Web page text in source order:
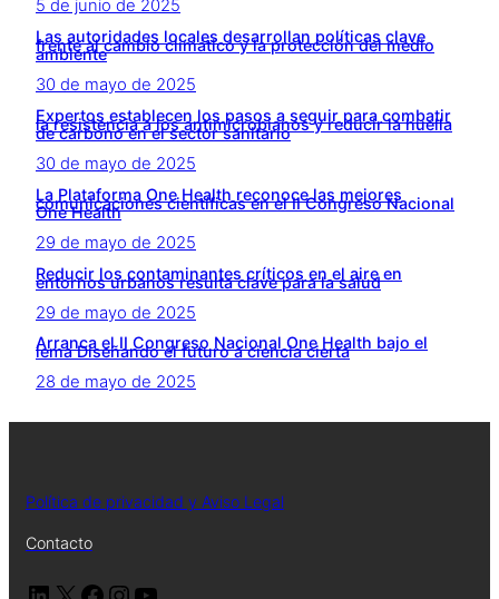
5 de junio de 2025
Las autoridades locales desarrollan políticas clave
frente al cambio climático y la protección del medio
ambiente
30 de mayo de 2025
Expertos establecen los pasos a seguir para combatir
la resistencia a los antimicrobianos y reducir la huella
de carbono en el sector sanitario
30 de mayo de 2025
La Plataforma One Health reconoce las mejores
comunicaciones científicas en el II Congreso Nacional
One Health
29 de mayo de 2025
Reducir los contaminantes críticos en el aire en
entornos urbanos resulta clave para la salud
29 de mayo de 2025
Arranca el II Congreso Nacional One Health bajo el
lema Diseñando el futuro a ciencia cierta
28 de mayo de 2025
Política de privacidad y Aviso Legal
Contacto